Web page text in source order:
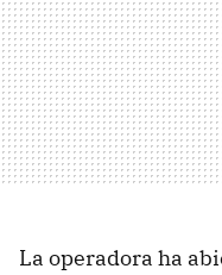
La operadora ha